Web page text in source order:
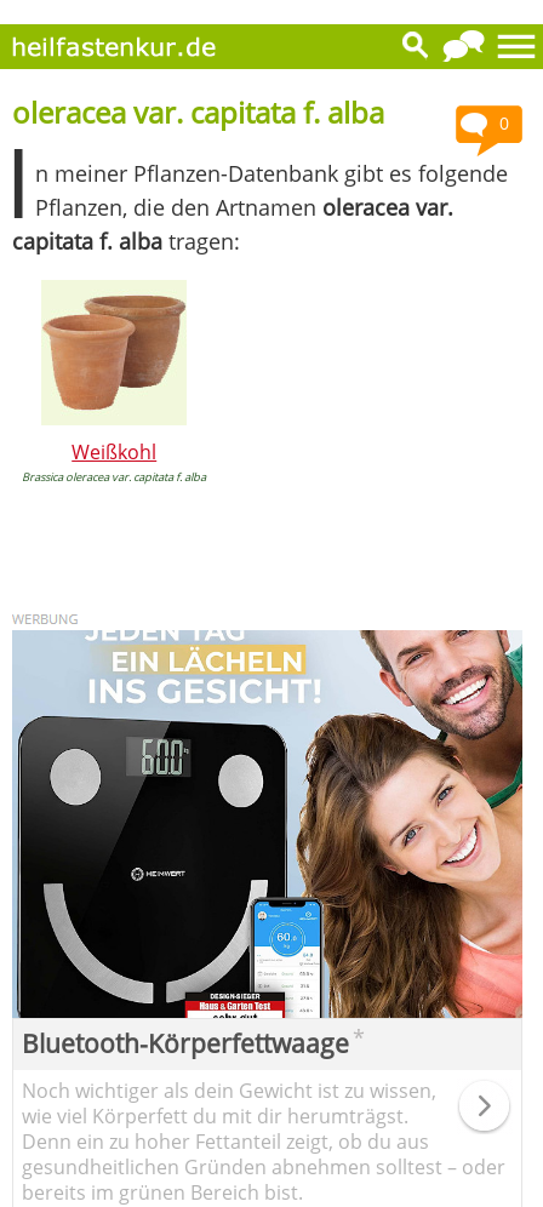
0
oleracea var. capitata f. alba
I n meiner Pflanzen-Datenbank gibt es folgende
Pflanzen, die den Artnamen oleracea var.
capitata f. alba tragen:
Weißkohl
Brassica oleracea var. capitata f. alba
Bluetooth-Körperfettwaage*
Noch wichtiger als dein Gewicht ist zu wissen,
wie viel Körperfett du mit dir herumträgst.
Denn ein zu hoher Fettanteil zeigt, ob du aus
gesundheitlichen Gründen abnehmen solltest – oder
bereits im grünen Bereich bist.